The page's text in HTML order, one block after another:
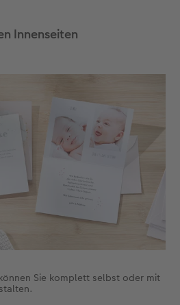
Innenseiten
Sie komplett selbst oder mit